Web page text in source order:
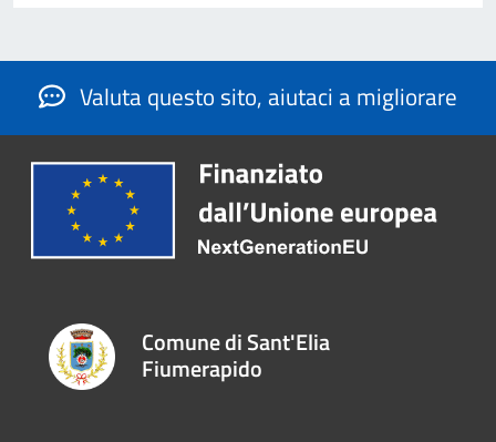
Valuta questo sito, aiutaci a migliorare
Comune di Sant'Elia
Fiumerapido